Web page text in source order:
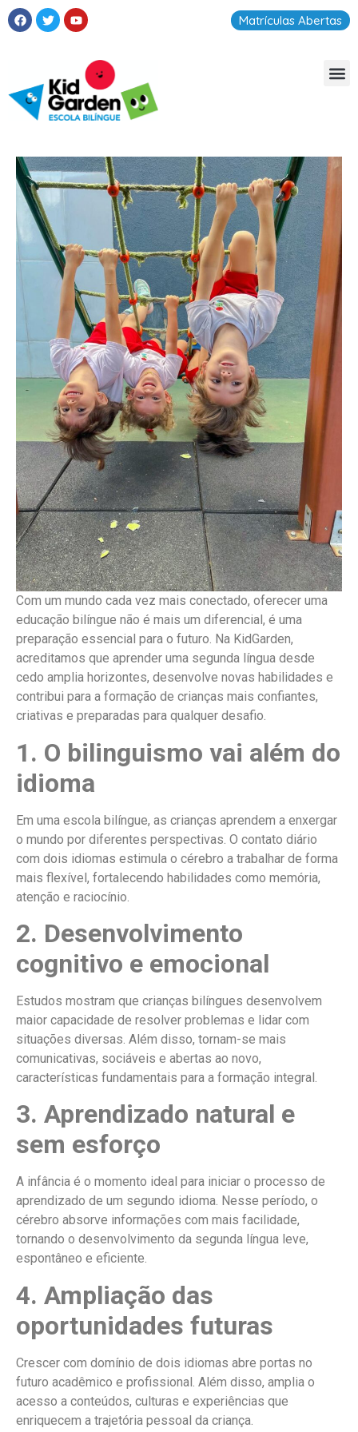
Matrículas Abertas
Com um mundo cada vez mais conectado, oferecer uma
educação bilíngue não é mais um diferencial, é uma
preparação essencial para o futuro. Na KidGarden,
acreditamos que aprender uma segunda língua desde
cedo amplia horizontes, desenvolve novas habilidades e
contribui para a formação de crianças mais confiantes,
criativas e preparadas para qualquer desafio.
1. O bilinguismo vai além do
idioma
Em uma escola bilíngue, as crianças aprendem a enxergar
o mundo por diferentes perspectivas. O contato diário
com dois idiomas estimula o cérebro a trabalhar de forma
mais flexível, fortalecendo habilidades como memória,
atenção e raciocínio.
2. Desenvolvimento
cognitivo e emocional
Estudos mostram que crianças bilíngues desenvolvem
maior capacidade de resolver problemas e lidar com
situações diversas. Além disso, tornam-se mais
comunicativas, sociáveis e abertas ao novo,
características fundamentais para a formação integral.
3. Aprendizado natural e
sem esforço
A infância é o momento ideal para iniciar o processo de
aprendizado de um segundo idioma. Nesse período, o
cérebro absorve informações com mais facilidade,
tornando o desenvolvimento da segunda língua leve,
espontâneo e eficiente.
4. Ampliação das
oportunidades futuras
Crescer com domínio de dois idiomas abre portas no
futuro acadêmico e profissional. Além disso, amplia o
acesso a conteúdos, culturas e experiências que
enriquecem a trajetória pessoal da criança.